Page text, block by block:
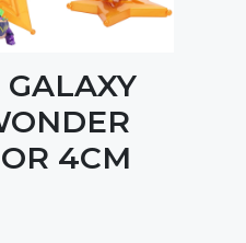
4CM